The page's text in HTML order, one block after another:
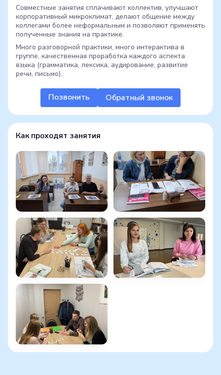
Совместные занятия сплачивают коллектив, улучшают
корпоративный микроклимат, делают общение между
коллегами более неформальным и позволяют применять
полученные знания на практике.
Много разговорной практики, много интерактива в
группе, качественная проработка каждого аспекта
языка (грамматика, лексика, аудирование, развитие
речи, письмо).
Позвонить Обратный звонок
Как проходят занятия